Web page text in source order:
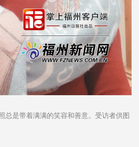
总是带着满满的笑容和善意。受访者供图